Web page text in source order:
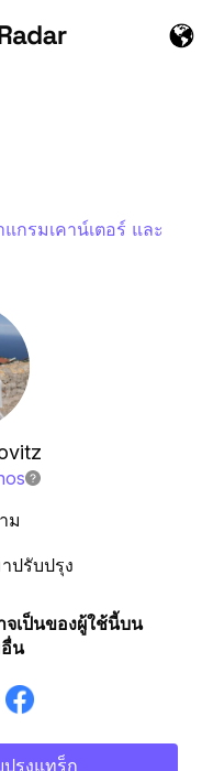
กรมเคาน์เตอร์ และ
ม
ปรับปรุง
เป็นของผู้ใช้นี้บน
น
ปรุงแทร็ก